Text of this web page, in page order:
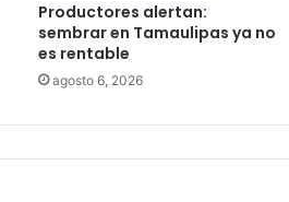
Productores alertan:
sembrar en Tamaulipas ya no
es rentable
agosto 6, 2026